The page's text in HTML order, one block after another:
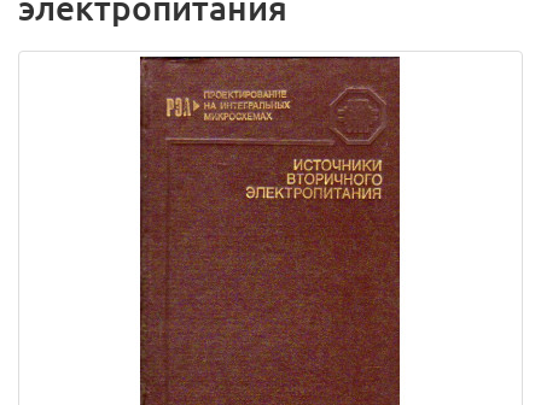
электропитания